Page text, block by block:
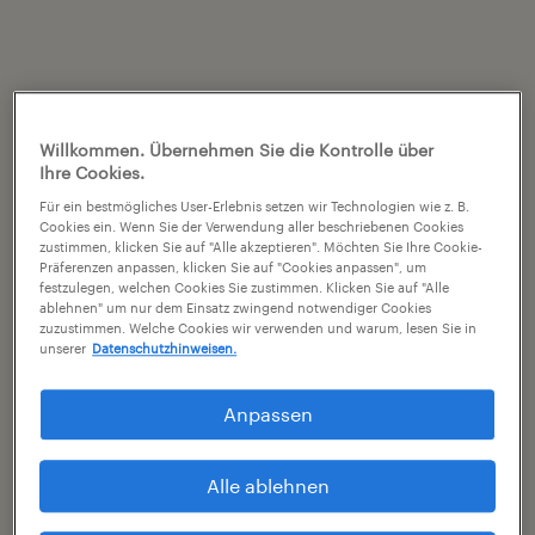
Willkommen. Übernehmen Sie die Kontrolle über
Ihre Cookies.
Für ein bestmögliches User-Erlebnis setzen wir Technologien wie z. B.
Cookies ein. Wenn Sie der Verwendung aller beschriebenen Cookies
zustimmen, klicken Sie auf "Alle akzeptieren". Möchten Sie Ihre Cookie-
Präferenzen anpassen, klicken Sie auf "Cookies anpassen", um
festzulegen, welchen Cookies Sie zustimmen. Klicken Sie auf "Alle
ablehnen" um nur dem Einsatz zwingend notwendiger Cookies
zuzustimmen. Welche Cookies wir verwenden und warum, lesen Sie in
unserer Datenschutzhinweisen.
Anpassen
Alle ablehnen